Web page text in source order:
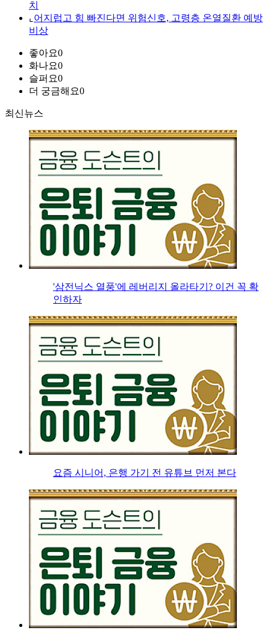
치
⌞ 어지럽고 힘 빠진다면 위험신호, 고령층 온열질환 예방
비상
좋아요0
화나요0
슬퍼요0
더 궁금해요0
최신뉴스
'삼전닉스 열풍'에 레버리지 올라타기? 이건 꼭 확
인하자
요즘 시니어, 은행 가기 전 유튜브 먼저 본다